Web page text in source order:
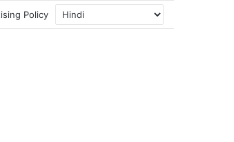
Policy